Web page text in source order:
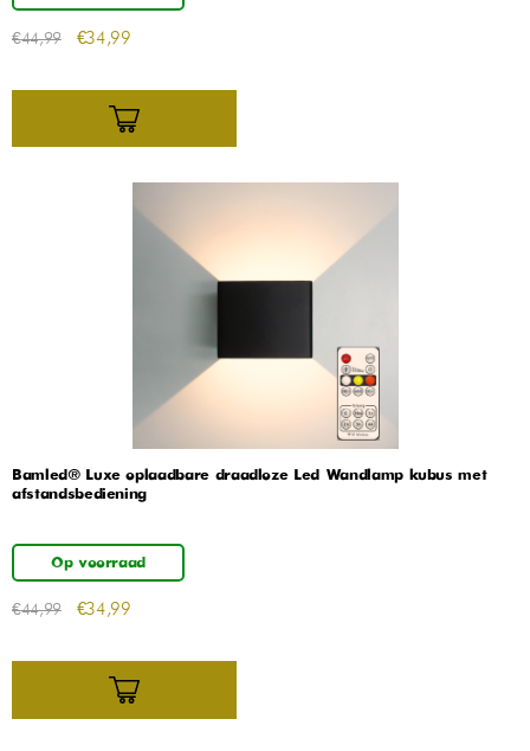
€44,99 €34,99
Bamled® Luxe oplaadbare draadloze Led Wandlamp kubus met
afstandsbediening
Op voorraad
€44,99 €34,99